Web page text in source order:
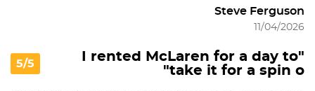
Steve Ferguson
11/04/2026
5/5
"I rented McLaren for a day to
take it for a spin o"